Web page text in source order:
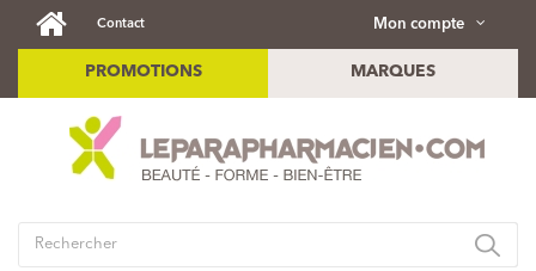
Mon compte
Contact
PROMOTIONS MARQUES